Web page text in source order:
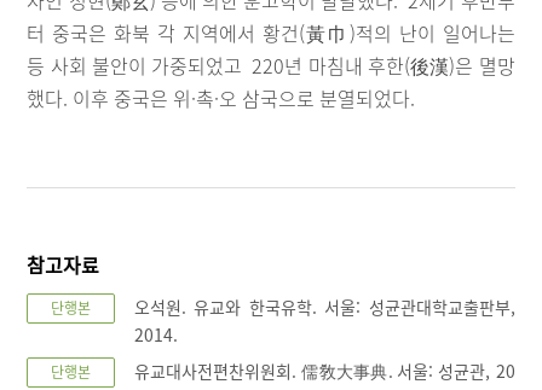
터 중국은 화북 각 지역에서 황건(黃巾)적의 난이 일어나는
등 사회 불안이 가중되었고 220년 마침내 후한(後漢)은 멸망
했다. 이후 중국은 위·촉·오 삼국으로 분열되었다.
참고자료
단행본
오석원. 유교와 한국유학. 서울: 성균관대학교출판부,
2014.
단행본
유교대사전편찬위원회. 儒敎大事典. 서울: 성균관, 20